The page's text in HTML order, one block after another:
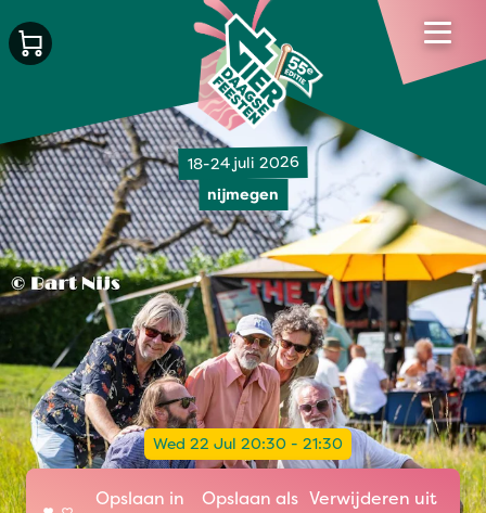
18-24 juli 2026
nijmegen
Wed 22 Jul 20:30 - 21:30
Opslaan in
Opslaan als Verwijderen uit